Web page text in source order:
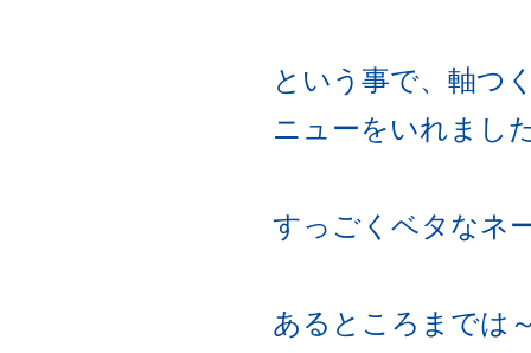
という事で、軸つ
ニューをいれまし
すっごくベタなネ
あるところまでは